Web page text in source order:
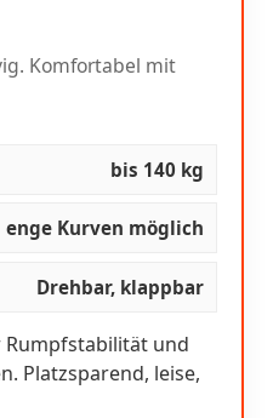
Komfortabel mit
bis 140 kg
enge Kurven möglich
Drehbar, klappbar
Rumpfstabilität und
Platzsparend, leise,